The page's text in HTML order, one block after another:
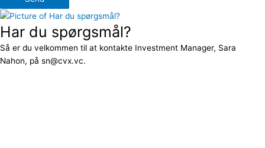
Har du spørgsmål?
Så er du velkommen til at kontakte Investment Manager, Sara
Nahon, på sn@cvx.vc.